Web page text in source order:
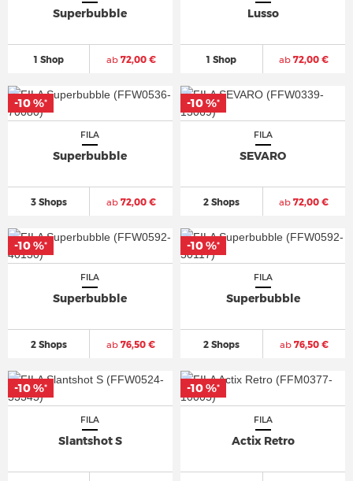
Superbubble
1 Shop ab72,00 €
Lusso
1 Shop ab 72,00 €
FILA
Superbubble
3 Shops ab72,00 €
-10 %*
FILA
SEVARO
2 Shops ab 72,00 €
-10 %*
FILA
Superbubble
2 Shops ab 76,50 €
-10 %*
FILA
Superbubble
2 Shops ab76,50 €
-10 %*
FILA
Slantshot S
-10 %*
FILA
Actix Retro
-10 %*